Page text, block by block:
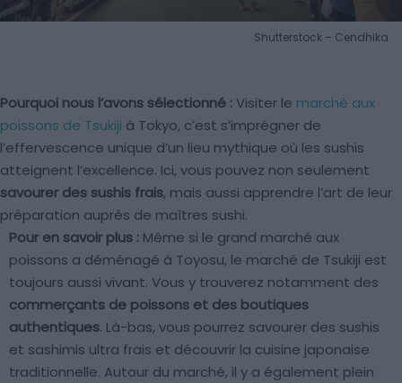
Shutterstock – Cendhika
Pourquoi nous l’avons sélectionné :Visiter le marché aux
poissons de Tsukiji à Tokyo, c’est s’imprégner de
l’effervescence unique d’un lieu mythique où les sushis
atteignent l’excellence. Ici, vous pouvez non seulement
savourer des sushis frais, mais aussi apprendre l’art de leur
préparation auprès de maîtres sushi.
Pour en savoir plus : Même si le grand marché aux
poissons a déménagé à Toyosu, le marché de Tsukiji est
toujours aussi vivant. Vous y trouverez notamment des
commerçants de poissons et des boutiques
authentiques. Là-bas, vous pourrez savourer des sushis
et sashimis ultra frais et découvrir la cuisine japonaise
traditionnelle. Autour du marché, il y a également plein